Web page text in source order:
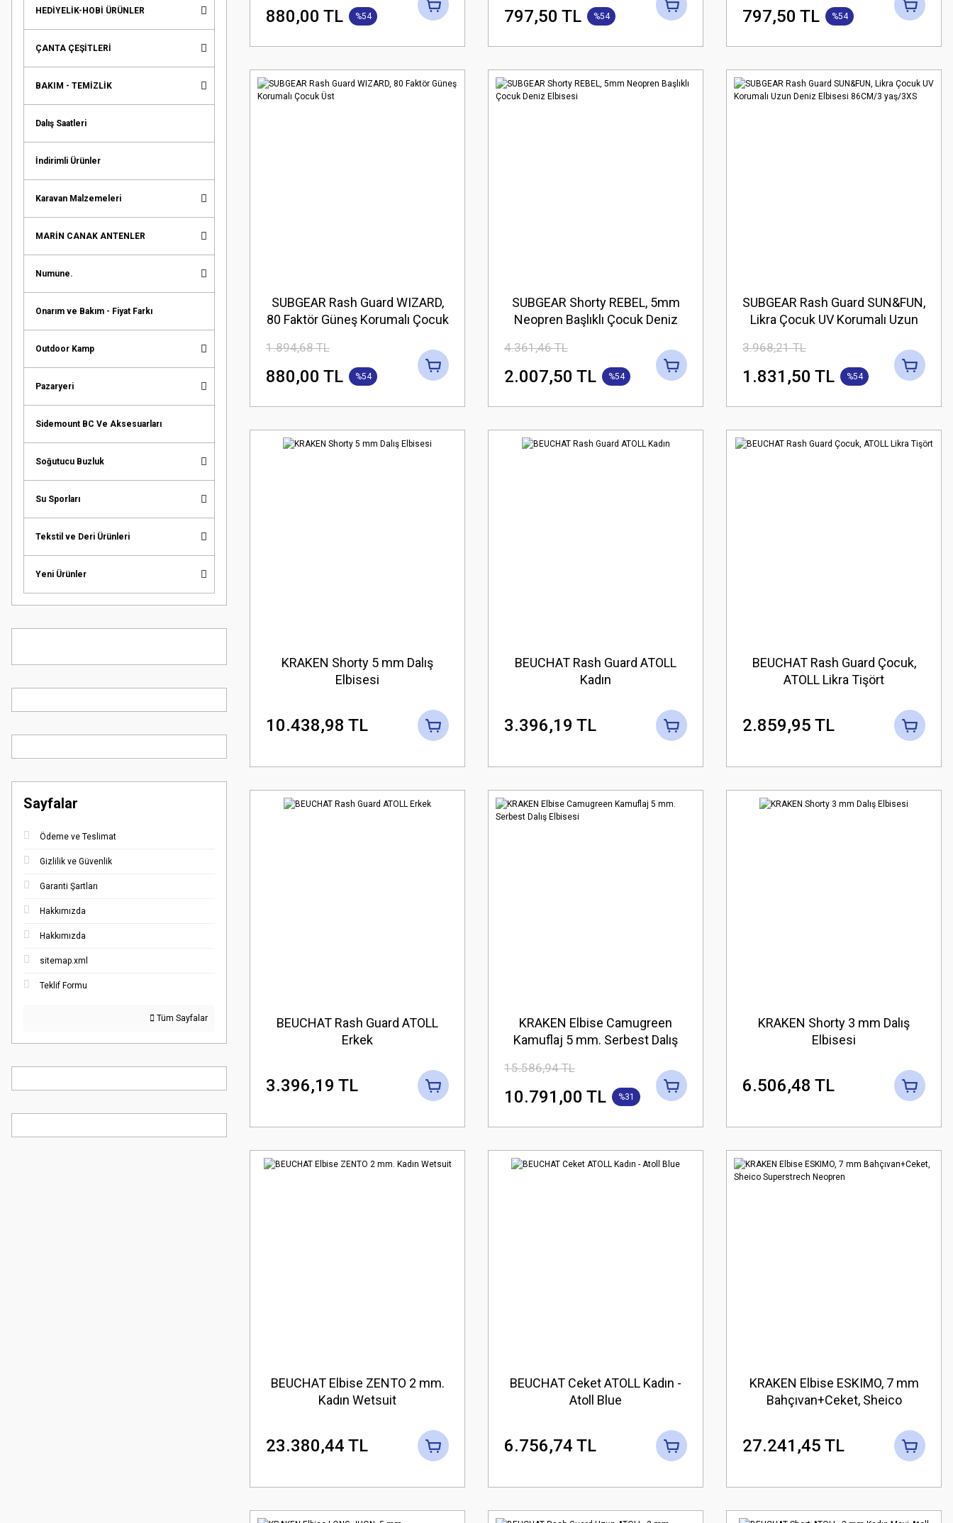
HEDİYELİK-HOBİ ÜRÜNLER
ÇANTA ÇEŞİTLERİ
BAKIM - TEMİZLİK
Dalış Saatleri
İndirimli Ürünler
Karavan Malzemeleri
MARİN CANAK ANTENLER
Numune.
Onarım ve Bakım - Fiyat Farkı
Outdoor Kamp
Pazaryeri
Sidemount BC Ve Aksesuarları
Soğutucu Buzluk
Su Sporları
Tekstil ve Deri Ürünleri
Yeni Ürünler
Sayfalar
Ödeme ve Teslimat
Gizlilik ve Güvenlik
Garanti Şartları
Hakkımızda
Hakkımızda
sitemap.xml
Teklif Formu
Tüm Sayfalar
880,00 TL %54 797,50 TL %54 797,50 TL %54
SUBGEAR Rash Guard WIZARD,
80 Faktör Güneş Korumalı Çocuk
1.894,68 TL
880,00 TL %54
SUBGEAR Shorty REBEL, 5mm
Neopren Başlıklı Çocuk Deniz
4.361,46 TL
2.007,50 TL %54
SUBGEAR Rash Guard SUN&FUN,
Likra Çocuk UV Korumalı Uzun
3.968,21 TL
1.831,50 TL %54
KRAKEN Shorty 5 mm Dalış
Elbisesi
10.438,98 TL
BEUCHAT Rash Guard ATOLL
Kadın
3.396,19 TL
BEUCHAT Rash Guard Çocuk,
ATOLL Likra Tişört
2.859,95 TL
BEUCHAT Rash Guard ATOLL
Erkek
3.396,19 TL
KRAKEN Elbise Camugreen
Kamuflaj 5 mm. Serbest Dalış
15.586,94 TL
10.791,00 TL %31
KRAKEN Shorty 3 mm Dalış
Elbisesi
6.506,48 TL
BEUCHAT Elbise ZENTO 2 mm.
Kadın Wetsuit
23.380,44 TL
BEUCHAT Ceket ATOLL Kadın -
Atoll Blue
6.756,74 TL
KRAKEN Elbise ESKIMO, 7 mm
Bahçıvan+Ceket, Sheico
27.241,45 TL